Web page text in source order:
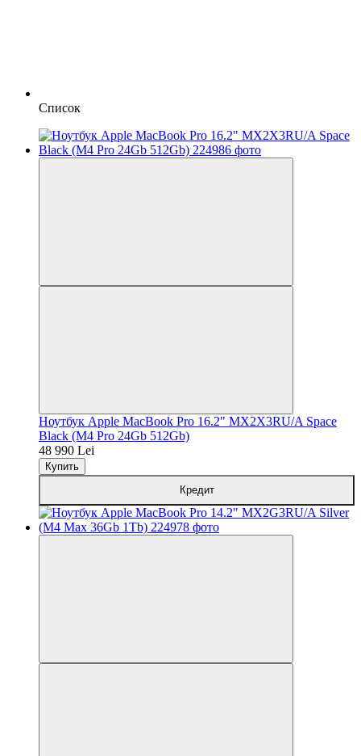
Список
Ноутбук Apple MacBook Pro 16.2" MX2X3RU/A Space
Black (M4 Pro 24Gb 512Gb)
48 990 Lei
Купить
Кредит